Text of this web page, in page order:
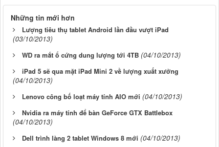
Những tin mới hơn
Lượng tiêu thụ tablet Android lần đầu vượt iPad
(03/10/2013)
WD ra mắt ổ cứng dung lượng tới 4TB (04/10/2013)
iPad 5 sẽ qua mặt iPad Mini 2 về lượng xuất xưởng
(04/10/2013)
Lenovo công bố loạt máy tính AIO mới (04/10/2013)
Nvidia ra máy tính để bàn GeForce GTX Battlebox
(04/10/2013)
Dell trình làng 2 tablet Windows 8 mới (04/10/2013)